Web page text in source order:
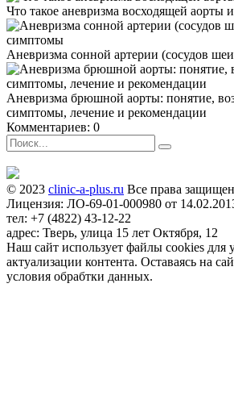
Что такое аневризма восходящей аорты
Аневризма сонной артерии (сосудов
Аневризма брюшной аорты: понятие,
симптомы, лечение и рекомендации
Комментариев: 0
© 2023 clinic-a-plus.ru Все права
Лицензия: ЛО-69-01-000980 от
тел: +7 (4822) 43-12-22
адрес: Тверь, улица 15 лет Октября, 12
Наш сайт использует файлы cookies для
актуализации контента. Оставаясь на
условия обрабтки данных.